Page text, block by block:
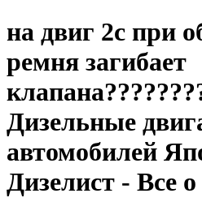
на двиг 2c при
ремня загибает
Дизельные
автомобилей
Дизелист - Все